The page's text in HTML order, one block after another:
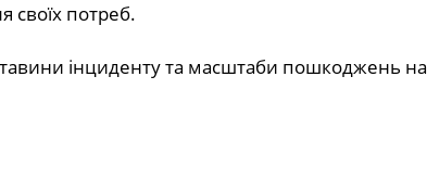
своїх потреб.
інциденту та масштаби пошкоджень